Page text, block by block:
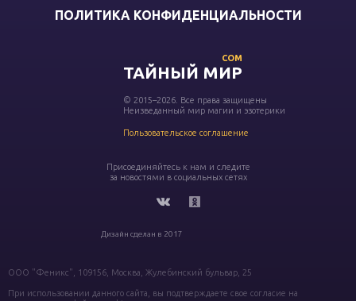
ПОЛИТИКА КОНФИДЕНЦИАЛЬНОСТИ
ТАЙНЫЙ МИР
COM
© 2015–2026. Все права защищены
Неизведанный мир магии и эзотерики
Пользовательское соглашение
Присоединяйтесь к нам и следите
за новостями в социальных сетях
Дизайн сделан в 2017
ООО "Феникс", 109156, Москва, Жулебинский бульвар, 25
При использовании данного сайта, вы подтверждаете свое согласие на